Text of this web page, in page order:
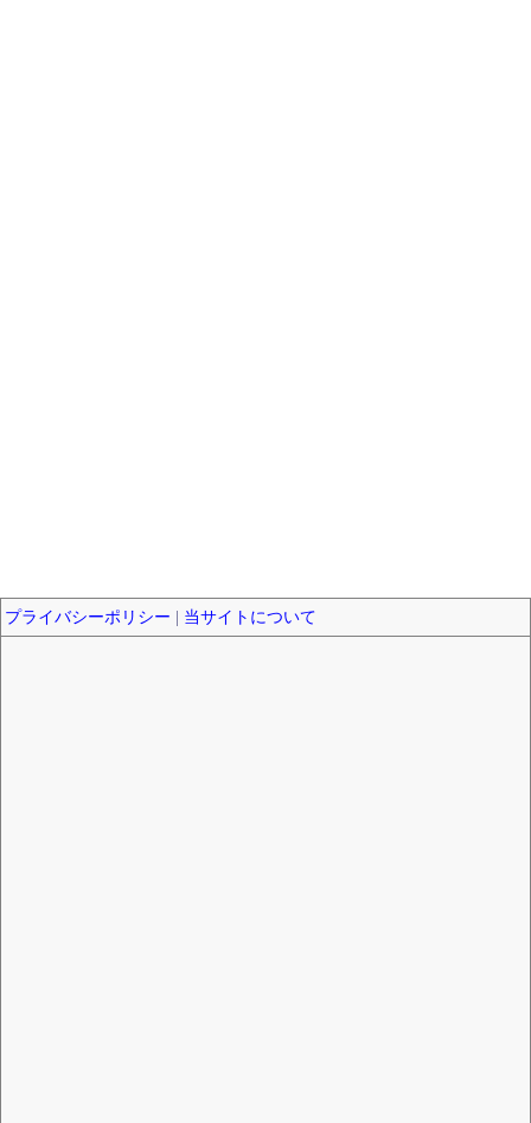
プライバシーポリシー 当サイトについて